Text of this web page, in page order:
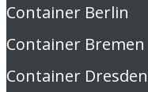
Container Berlin
Container Bremen
Container Dresden